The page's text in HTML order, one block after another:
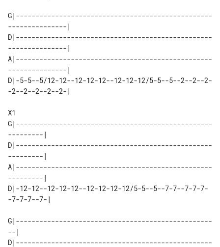
G|--------------------------------------------------
---------------|
D|--------------------------------------------------
---------------|
A|--------------------------------------------------
---------------|
D|-5-5--5/12-12--12-12-12--12-12-12/5-5--5--2--2--2-
-2--2--2--2--2-|
X1
G|--------------------------------------------------
---------|
D|--------------------------------------------------
---------|
A|--------------------------------------------------
---------|
D|-12-12--12-12-12--12-12-12-12/5-5--5--7-7--7-7-7-
-7-7-7--7-|
G|--------------------------------------------------
--|
D|--------------------------------------------------